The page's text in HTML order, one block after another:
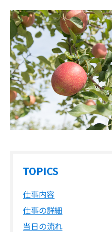
TOPICS
仕事内容
仕事の詳細
当日の流れ